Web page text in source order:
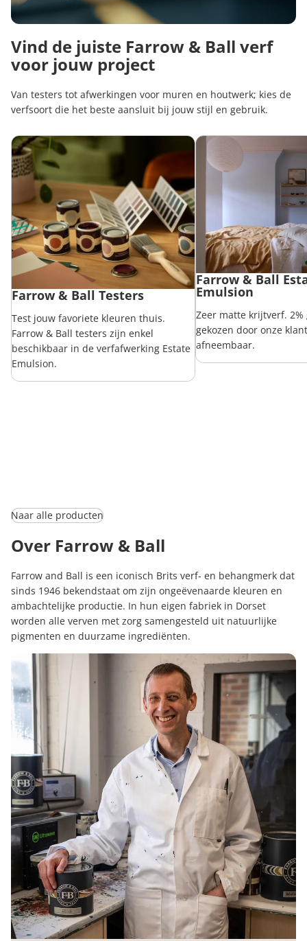
Vind de juiste Farrow & Ball verf
voor jouw project
Van testers tot afwerkingen voor muren en houtwerk; kies de
verfsoort die het beste aansluit bij jouw stijl en gebruik.
Farrow & Ball Testers
Farrow & Ball Testers
Test jouw favoriete kleuren thuis.
Farrow & Ball testers zijn enkel
beschikbaar in de verfafwerking Estate
Emulsion.
Farrow & Ball Estate
Farrow & Ball
Emulsion
Zeer matte krijtverf. 2%
gekozen door onze
afneembaar.
Naar alle producten
Over Farrow & Ball
Farrow and Ball is een iconisch Brits verf- en behangmerk dat
sinds 1946 bekendstaat om zijn ongeëvenaarde kleuren en
ambachtelijke productie. In hun eigen fabriek in Dorset
worden alle verven met zorg samengesteld uit natuurlijke
pigmenten en duurzame ingrediënten.